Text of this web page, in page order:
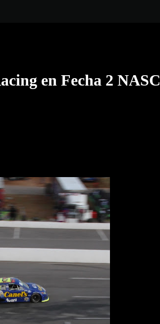
en Fecha 2